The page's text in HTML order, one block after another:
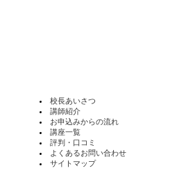
校長あいさつ
講師紹介
お申込みからの流れ
講座一覧
評判・口コミ
よくあるお問い合わせ
サイトマップ